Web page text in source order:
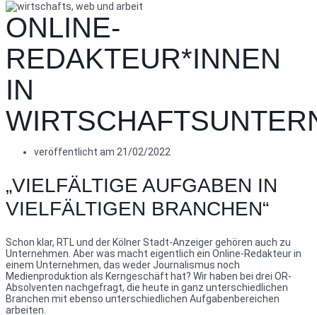
ONLINE-
REDAKTEUR*INNEN
IN
veröffentlicht am 21/02/2022
„VIELFÄLTIGE AUFGABEN IN
VIELFÄLTIGEN BRANCHEN“
Schon klar, RTL und der Kölner Stadt-Anzeiger gehören auch zu
Unternehmen. Aber was macht eigentlich ein Online-Redakteur in
einem Unternehmen, das weder Journalismus noch
Medienproduktion als Kerngeschäft hat? Wir haben bei drei OR-
Absolventen nachgefragt, die heute in ganz unterschiedlichen
Branchen mit ebenso unterschiedlichen Aufgabenbereichen
arbeiten.